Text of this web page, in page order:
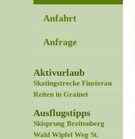
Anfahrt
Anfrage
Aktivurlaub
Skatingstrecke Finsterau
Reiten in Grainet
Ausflugstipps
Skisprung Breitenberg
Wald Wipfel Weg St.